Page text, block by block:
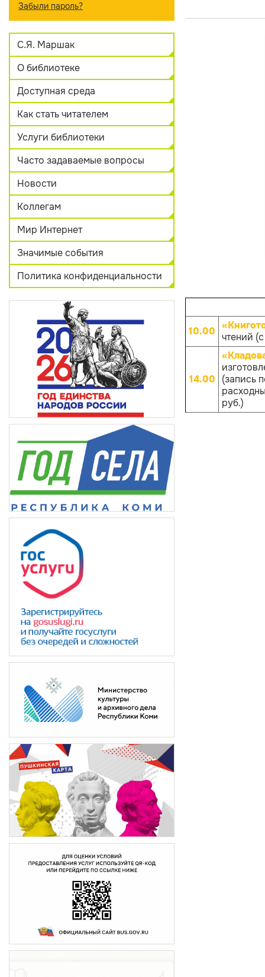
Забыли пароль?
С.Я. Маршак
О библиотеке
Доступная среда
Как стать читателем
Услуги библиотеки
Часто задаваемые вопросы
Новости
Коллегам
Мир Интернет
Значимые события
Политика конфиденциальности
10.00 чтений
14.00
(запись
руб.)